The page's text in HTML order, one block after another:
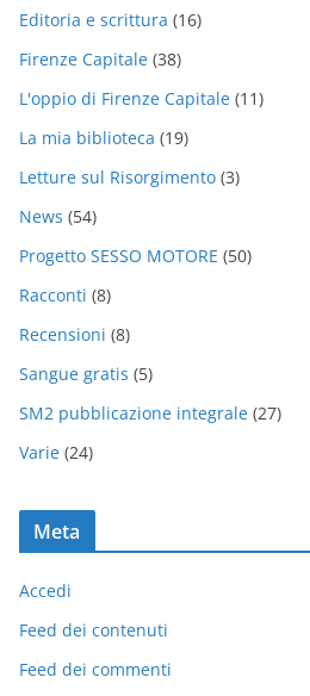
Editoria e scrittura (16)
Firenze Capitale (38)
L'oppio di Firenze Capitale (11)
La mia biblioteca (19)
Letture sul Risorgimento (3)
News (54)
Progetto SESSO MOTORE (50)
Racconti (8)
Recensioni (8)
Sangue gratis (5)
SM2 pubblicazione integrale (27)
Varie (24)
Meta
Accedi
Feed dei contenuti
Feed dei commenti